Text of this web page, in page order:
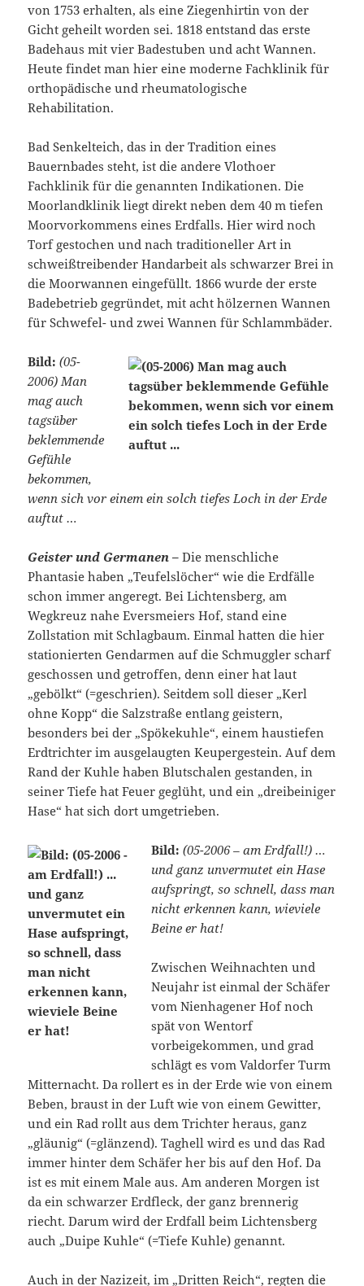
von 1753 erhalten, als eine Ziegenhirtin von der
Gicht geheilt worden sei. 1818 entstand das erste
Badehaus mit vier Badestuben und acht Wannen.
Heute findet man hier eine moderne Fachklinik für
orthopädische und rheumatologische
Rehabilitation.
Bad Senkelteich, das in der Tradition eines
Bauernbades steht, ist die andere Vlothoer
Fachklinik für die genannten Indikationen. Die
Moorlandklinik liegt direkt neben dem 40 m tiefen
Moorvorkommens eines Erdfalls. Hier wird noch
Torf gestochen und nach traditioneller Art in
schweißtreibender Handarbeit als schwarzer Brei in
die Moorwannen eingefüllt. 1866 wurde der erste
Badebetrieb gegründet, mit acht hölzernen Wannen
für Schwefel- und zwei Wannen für Schlammbäder.
Bild:(05-
2006) Man
mag auch
tagsüber
beklemmende
Gefühle
bekommen,
wenn sich vor einem ein solch tiefes Loch in der Erde
auftut …
Geister und Germanen –Die menschliche
Phantasie haben „Teufelslöcher“ wie die Erdfälle
schon immer angeregt. Bei Lichtensberg, am
Wegkreuz nahe Eversmeiers Hof, stand eine
Zollstation mit Schlagbaum. Einmal hatten die hier
stationierten Gendarmen auf die Schmuggler scharf
geschossen und getroffen, denn einer hat laut
„gebölkt“ (=geschrien). Seitdem soll dieser „Kerl
ohne Kopp“ die Salzstraße entlang geistern,
besonders bei der „Spökekuhle“, einem haustiefen
Erdtrichter im ausgelaugten Keupergestein. Auf dem
Rand der Kuhle haben Blutschalen gestanden, in
seiner Tiefe hat Feuer geglüht, und ein „dreibeiniger
Hase“ hat sich dort umgetrieben.
Bild:(05-2006 – am Erdfall!) …
und ganz unvermutet ein Hase
aufspringt, so schnell, dass man
nicht erkennen kann, wieviele
Beine er hat!
Zwischen Weihnachten und
Neujahr ist einmal der Schäfer
vom Nienhagener Hof noch
spät von Wentorf
vorbeigekommen, und grad
schlägt es vom Valdorfer Turm
Mitternacht. Da rollert es in der Erde wie von einem
Beben, braust in der Luft wie von einem Gewitter,
und ein Rad rollt aus dem Trichter heraus, ganz
„gläunig“ (=glänzend). Taghell wird es und das Rad
immer hinter dem Schäfer her bis auf den Hof. Da
ist es mit einem Male aus. Am anderen Morgen ist
da ein schwarzer Erdfleck, der ganz brennerig
riecht. Darum wird der Erdfall beim Lichtensberg
auch „Duipe Kuhle“ (=Tiefe Kuhle) genannt.
Auch in der Nazizeit, im „Dritten Reich“, regten die